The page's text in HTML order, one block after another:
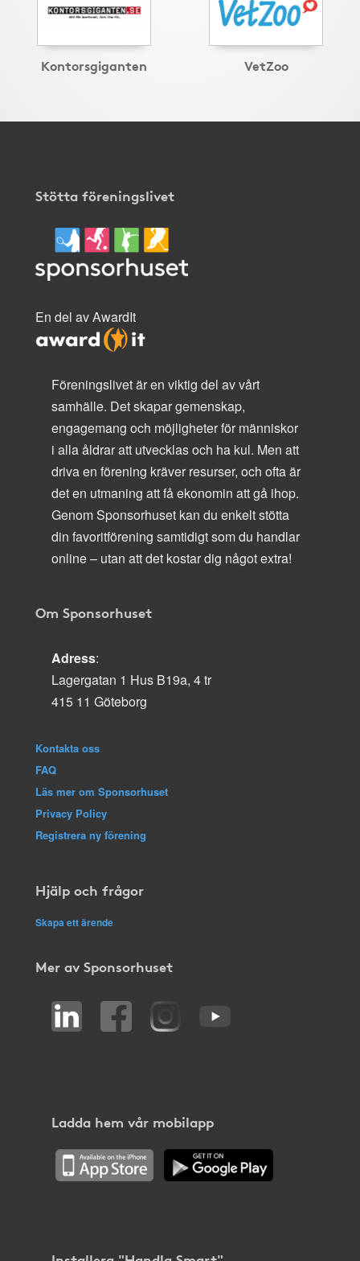
Kontorsgiganten VetZoo
Stötta föreningslivet
En del av AwardIt
Föreningslivet är en viktig del av vårt
samhälle. Det skapar gemenskap,
engagemang och möjligheter för människor
i alla åldrar att utvecklas och ha kul. Men att
driva en förening kräver resurser, och ofta är
det en utmaning att få ekonomin att gå ihop.
Genom Sponsorhuset kan du enkelt stötta
din favoritförening samtidigt som du handlar
online – utan att det kostar dig något extra!
Om Sponsorhuset
Adress:
Lagergatan 1 Hus B19a, 4 tr
415 11 Göteborg
Kontakta oss
FAQ
Läs mer om Sponsorhuset
Privacy Policy
Registrera ny förening
Hjälp och frågor
Skapa ett ärende
Mer av Sponsorhuset
Ladda hem vår mobilapp